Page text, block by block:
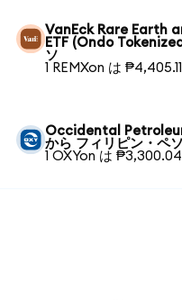
VanEck Rare Earth
ETF (Ondo
ソ
1 REMXon は
Occidental
から フィリピン・ペソ
1 OXYon は